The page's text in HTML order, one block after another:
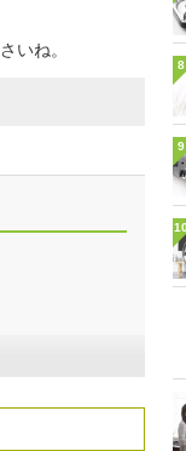
いね。
8
9